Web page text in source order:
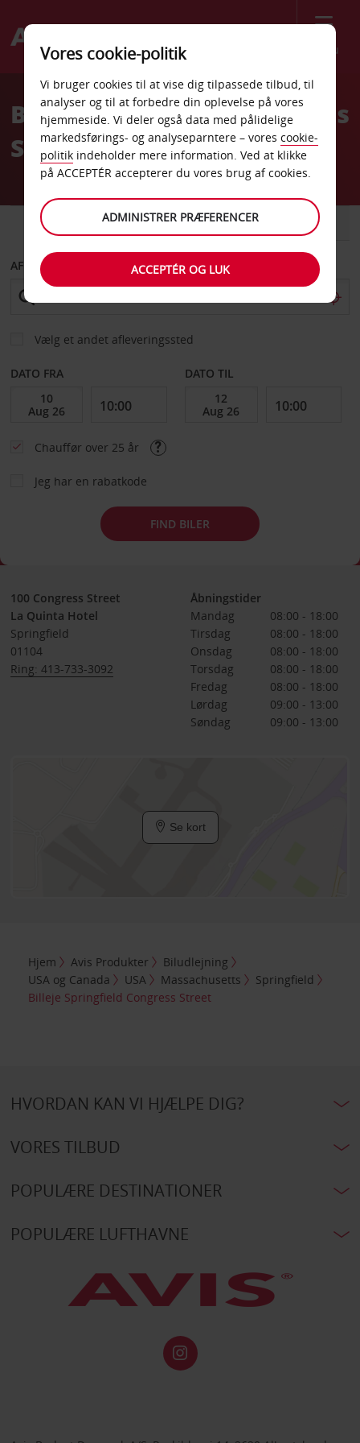
Menu
Welcome
AvisBilleje Springfield Congress
Street
VAREVOGN
AFHENT FRA
Vælg et andet afleveringssted
DATO FRA DATO TIL
Chauffør over 25 år
Jeg har en rabatkode
FIND BILER
100 Congress Street
La Quinta Hotel
Springfield
01104
Ring: 413-733-3092
Åbningstider
Mandag
08:00 - 18:00
Tirsdag
08:00 - 18:00
Onsdag
08:00 - 18:00
Torsdag
08:00 - 18:00
Fredag
08:00 - 18:00
Lørdag
09:00 - 13:00
Søndag
09:00 - 13:00
Se kort
Hjem Avis Produkter
Biludlejning
USA og Canada
USA Massachusetts
Springfield
Billeje Springfield Congress Street
HVORDAN KAN VI HJÆLPE DIG?
VORES TILBUD
POPULÆRE DESTINATIONER
POPULÆRE LUFTHAVNE
Vores cookie-politik
Vi bruger cookies til at vise dig tilpassede tilbud, til
analyser og til at forbedre din oplevelse på vores
hjemmeside. Vi deler også data med pålidelige
markedsførings- og analyseparntere – vores cookie-
politik indeholder mere information. Ved at klikke
på ACCEPTÉR accepterer du vores brug af cookies.
ADMINISTRER PRÆFERENCER
ACCEPTÉR OG LUK